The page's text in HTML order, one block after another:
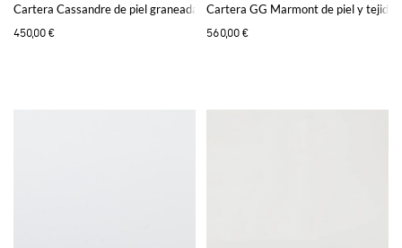
Cartera Cassandre de piel graneada con monograma YSL
450,00 €
Cartera GG Marmont de piel y tejido
560,00 €